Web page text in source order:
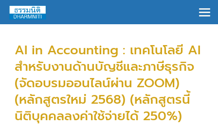
AI in Accounting : เทคโนโลยี AI
สำหรับงานด้านบัญชีและภาษีธุรกิจ
(จัดอบรมออนไลน์ผ่าน ZOOM)
(หลักสูตรใหม่ 2568) (หลักสูตรนี้
นิติบุคคลลงค่าใช้จ่ายได้ 250%)
×